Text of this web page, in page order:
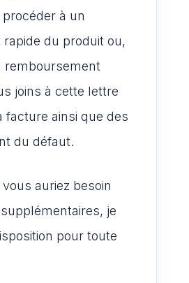
à un
du produit ou,
remboursement
joins à cette lettre
facture ainsi que des
du défaut.
vous auriez besoin
je
pour toute